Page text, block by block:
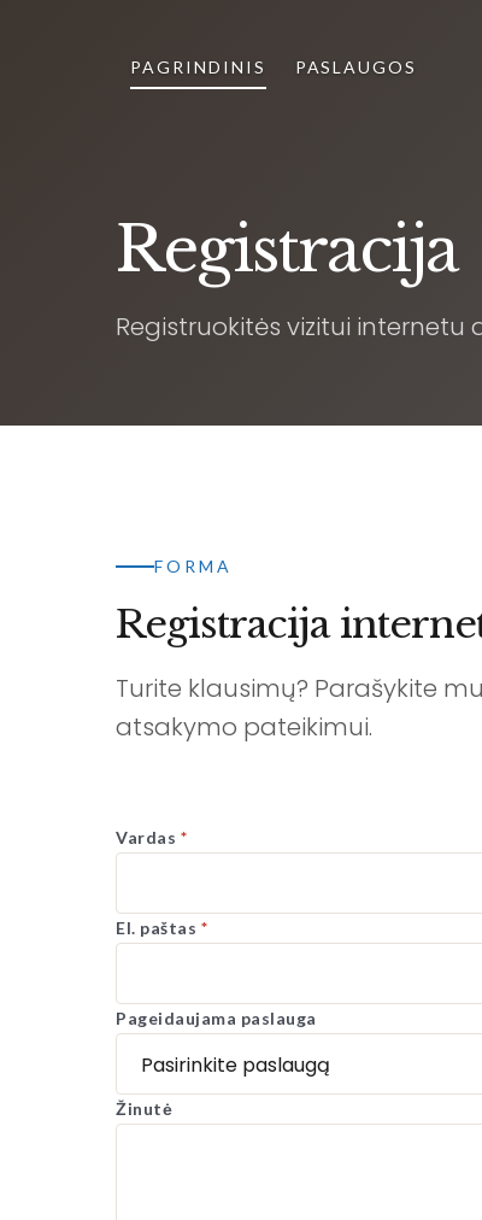
PAGRINDINIS PASLAUGOS
Registracija
Registruokitės vizitui internetu
FORMA
Registracija
Turite klausimų? Parašykite
atsakymo pateikimui.
Vardas
El. paštas
Pageidaujama paslauga
Žinutė